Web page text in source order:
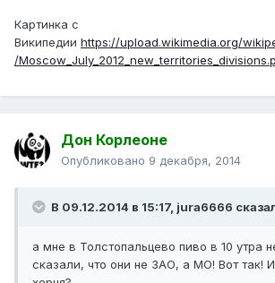
Картинка с
Википедии https://upload.wikimedia.org/
/
Дон Корлеоне
Опубликовано 9 декабря, 2014
В 09.12.2014 в 15:17, jura6666
а мне в Толстопальцево пиво в 10 утра
сказали, что они не ЗАО, а МО! Вот так!